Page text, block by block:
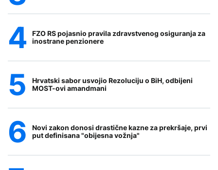
FZO RS pojasnio pravila zdravstvenog osiguranja za
inostrane penzionere
Hrvatski sabor usvojio Rezoluciju o BiH, odbijeni
MOST-ovi amandmani
Novi zakon donosi drastične kazne za prekršaje, prvi
put definisana "obijesna vožnja"